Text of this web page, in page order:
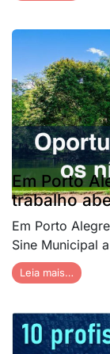
Em Porto
trabalho
Em Porto
Sine Municipal
Leia mais…